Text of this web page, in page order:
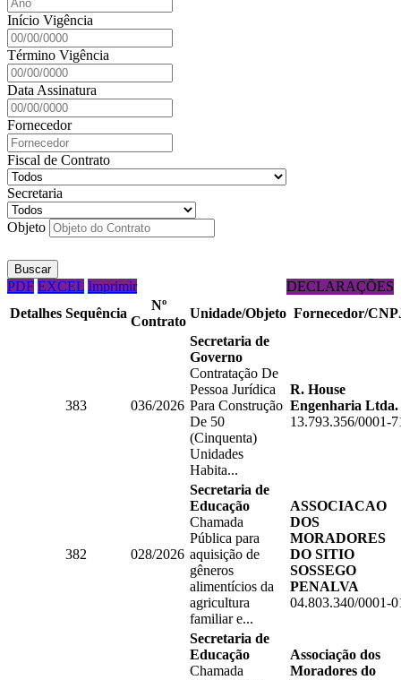
Início Vigência
Término Vigência
Data Assinatura
Fornecedor
Fiscal de Contrato
Secretaria
Objeto
Buscar
PDF EXCEL Imprimir
DECLARAÇÕES
Detalhes Sequência
Nº
Contrato
Unidade/Objeto Fornecedor/
383 036/2026
Secretaria de
Governo
Contratação De
Pessoa Jurídica
Para Construção
De 50
(Cinquenta)
Unidades
Habita...
R. House
Engenharia Ltda.
13.793.356/0001-
382 028/2026
Secretaria de
Educação
Chamada
Pública para
aquisição de
gêneros
alimentícios da
agricultura
familiar e...
ASSOCIACAO
DOS
MORADORES
DO SITIO
SOSSEGO
PENALVA
04.803.340/0001-
Secretaria de
Educação
Chamada
Associação dos
Moradores do